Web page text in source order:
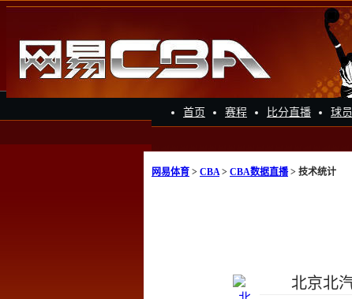
首页 赛程 比分直播 球员
网易体育 > CBA> CBA数据直播> 技术统计
北京北